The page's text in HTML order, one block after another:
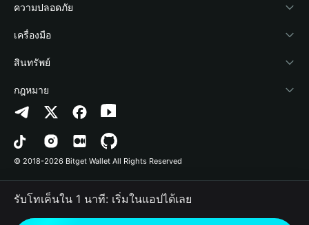
Academy
ข่าวสารด้านคริปโต
ศูนย์ช่วยเหลือ
ติดต่อเรา
ทรัพยากรข้อมูลของแบรนด์
อาชีพ
Stablecoin Earn
Payfi Crypto
Crypto Swap API
Altcoin Season Index
Prediction Markets
DApp
RWA
นักพัฒนา
เชื่อมต่อ Wallet
Bitget Wallet Pay
ลิสต์โปรเจกต์
ความปลอดภัย
Protection Fund
เทคโนโลยีความปลอดภัย
เครื่องมือ
ซื้อคริปโต
การตรวจจับการอนุญาต
การตรวจจับสัญญา
การโอนเป็นชุด
สินทรัพย์
Arbitrum
Avalanche
Bitcoin
Polygon
กฎหมาย
นโยบายความเป็นส่วนตัว
ข้อตกลงในการใช้บริการ
© 2018-2026 Bitget Wallet All Rights Reserved
รับโทเค็นใน 1 นาที: เริ่มในแอปได้เลย